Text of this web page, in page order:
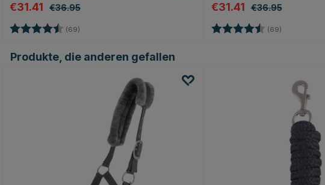
€31.41 €36.95
Bewertung: (69)
€31.41 €36.95
Bewertung: (69)
Produkte, die anderen gefallen